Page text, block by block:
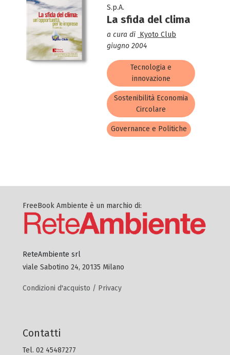
S.p.A.
La sfida del clima
a cura di Kyoto Club
giugno 2004
Tecnologia e
innovazione
Sostenibilità Economia
Circolare
Governance e Politiche
FreeBook Ambiente è un marchio di:
ReteAmbiente srl
viale Sabotino 24, 20135 Milano
Condizioni d'acquisto / Privacy
Contatti
Tel. 02 45487277